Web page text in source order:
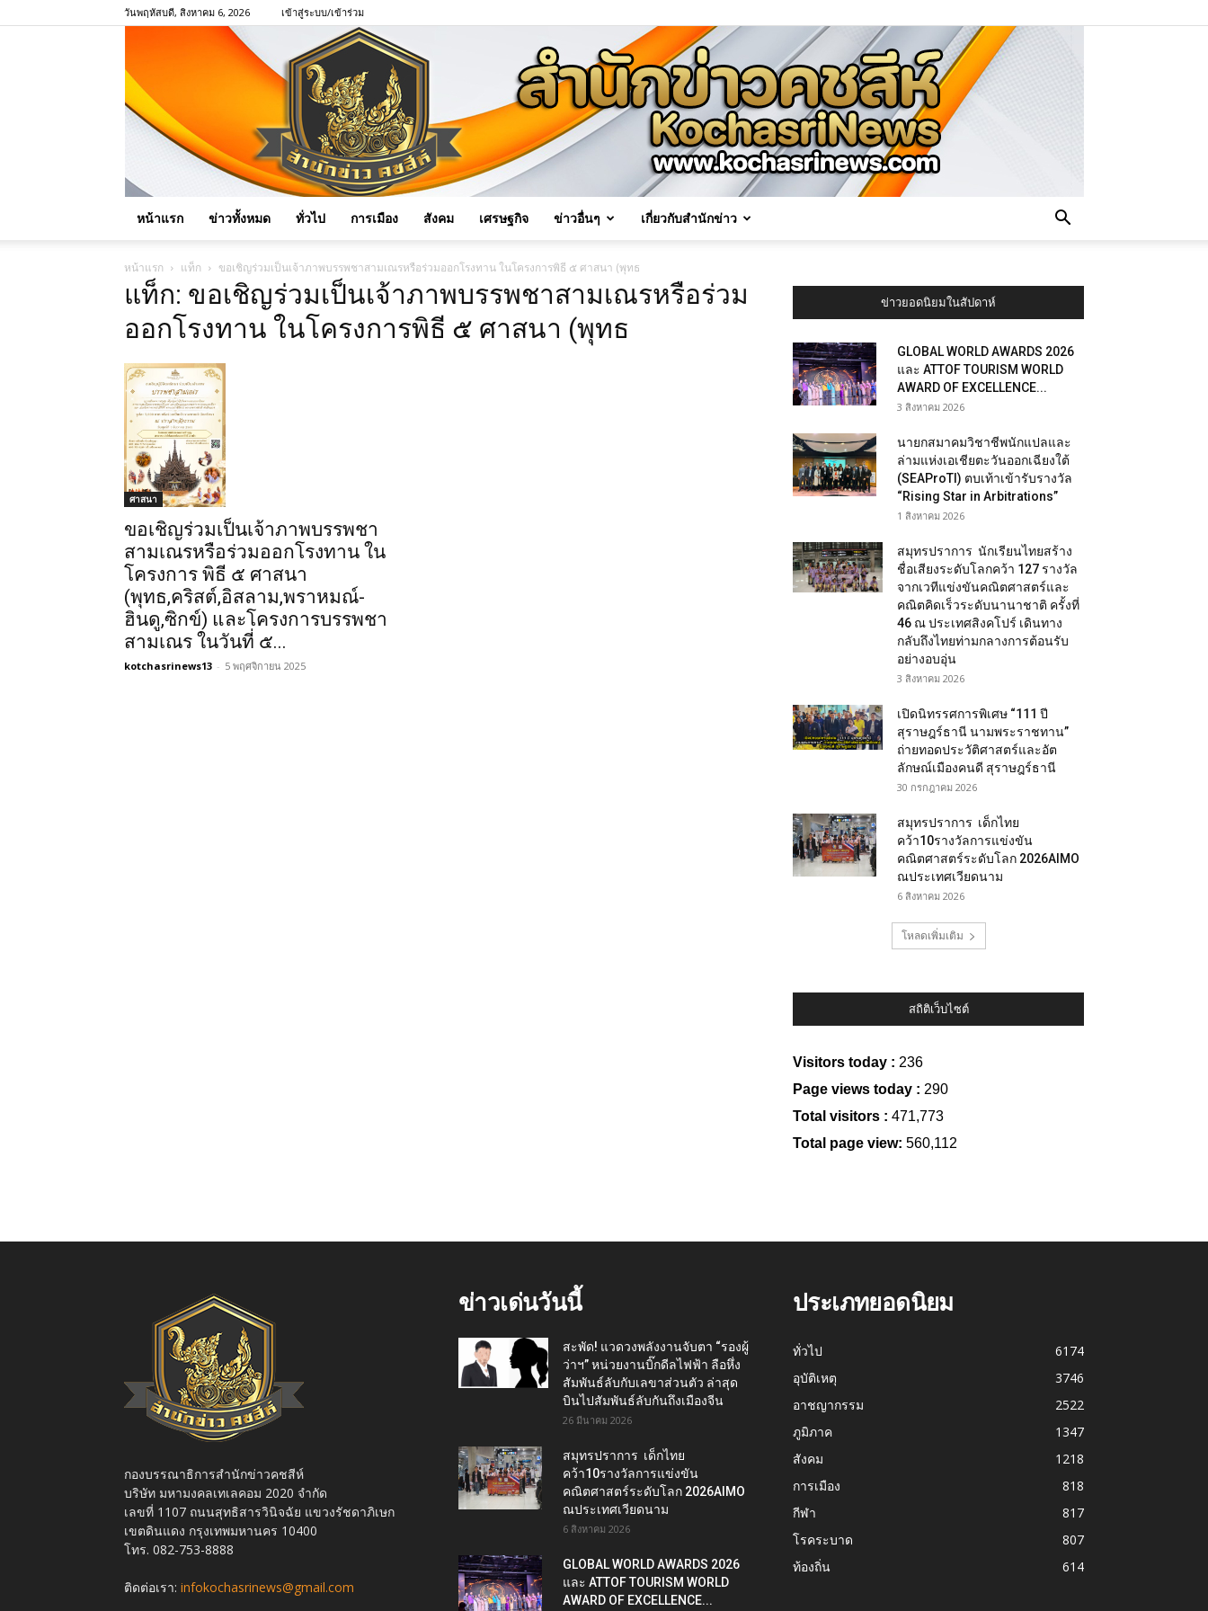
วันพฤหัสบดี, สิงหาคม 6, 2026 เข้าสู่ระบบ/เข้าร่วม
หน้าแรก ข่าวทั้งหมด ทั่วไป การเมือง สังคม เศรษฐกิจ ข่าวอื่นๆ เกี่ยวกับสำนักข่าว
หน้าแรก แท็ก ขอเชิญร่วมเป็นเจ้าภาพบรรพชาสามเณรหรือร่วมออกโรงทาน ในโครงการพิธี ๕ ศาสนา (พุทธ
แท็ก: ขอเชิญร่วมเป็นเจ้าภาพบรรพชาสามเณรหรือร่วม
ออกโรงทาน ในโครงการพิธี ๕ ศาสนา (พุทธ
ศาสนา
ขอเชิญร่วมเป็นเจ้าภาพบรรพชา
สามเณรหรือร่วมออกโรงทาน ใน
โครงการ พิธี ๕ ศาสนา
(พุทธ,คริสต์,อิสลาม,พราหมณ์-
ฮินดู,ซิกข์) และโครงการบรรพชา
สามเณร ในวันที่ ๕...
kotchasrinews13 - 5 พฤศจิกายน 2025
ข่าวยอดนิยมในสัปดาห์
GLOBAL WORLD AWARDS 2026
และ ATTOF TOURISM WORLD
AWARD OF EXCELLENCE...
3 สิงหาคม 2026
นายกสมาคมวิชาชีพนักแปลและ
ล่ามแห่งเอเชียตะวันออกเฉียงใต้
(SEAProTI) ตบเท้าเข้ารับรางวัล
“Rising Star in Arbitrations”
1 สิงหาคม 2026
สมุทรปราการ นักเรียนไทยสร้าง
ชื่อเสียงระดับโลกคว้า 127 รางวัล
จากเวทีแข่งขันคณิตศาสตร์และ
คณิตคิดเร็วระดับนานาชาติ ครั้งที่
46 ณ ประเทศสิงคโปร์ เดินทาง
กลับถึงไทยท่ามกลางการต้อนรับ
อย่างอบอุ่น
3 สิงหาคม 2026
เปิดนิทรรศการพิเศษ “111 ปี
สุราษฎร์ธานี นามพระราชทาน”
ถ่ายทอดประวัติศาสตร์และอัต
ลักษณ์เมืองคนดี สุราษฎร์ธานี
30 กรกฎาคม 2026
สมุทรปราการ เด็กไทย
คว้า10รางวัลการแข่งขัน
คณิตศาสตร์ระดับโลก 2026AIMO
ณประเทศเวียดนาม
6 สิงหาคม 2026
โหลดเพิ่มเติม
สถิติเว็บไซต์
Visitors today : 236
Page views today : 290
Total visitors : 471,773
Total page view: 560,112
กองบรรณาธิการสำนักข่าวคชสีห์
บริษัท มหามงคลเทเลคอม 2020 จำกัด
เลขที่ 1107 ถนนสุทธิสารวินิจฉัย แขวงรัชดาภิเษก
เขตดินแดง กรุงเทพมหานคร 10400
โทร. 082-753-8888
ติดต่อเรา: infokochasrinews@gmail.com
ข่าวเด่นวันนี้
สะพัด! แวดวงพลังงานจับตา “รองผู้
ว่าฯ” หน่วยงานบิ๊กดีลไฟฟ้า ลือหึ่ง
สัมพันธ์ลับกับเลขาส่วนตัว ล่าสุด
บินไปสัมพันธ์ลับกันถึงเมืองจีน
26 มีนาคม 2026
สมุทรปราการ เด็กไทย
คว้า10รางวัลการแข่งขัน
คณิตศาสตร์ระดับโลก 2026AIMO
ณประเทศเวียดนาม
6 สิงหาคม 2026
GLOBAL WORLD AWARDS 2026
และ ATTOF TOURISM WORLD
AWARD OF EXCELLENCE...
ประเภทยอดนิยม
ทั่วไป
6174
อุบัติเหตุ
3746
อาชญากรรม
2522
ภูมิภาค
1347
สังคม
1218
การเมือง
818
กีฬา
817
โรคระบาด
807
ท้องถิ่น
614